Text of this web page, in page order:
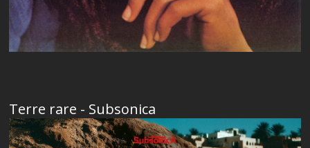
Terre rare - Subsonica